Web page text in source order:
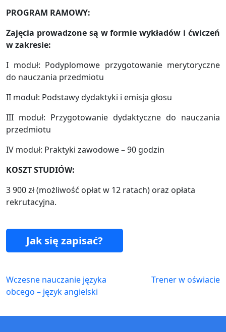
PROGRAM RAMOWY:
Zajęcia prowadzone są w formie wykładów i ćwiczeń
w zakresie:
I moduł: Podyplomowe przygotowanie merytoryczne
do nauczania przedmiotu
II moduł: Podstawy dydaktyki i emisja głosu
III moduł: Przygotowanie dydaktyczne do nauczania
przedmiotu
IV moduł: Praktyki zawodowe – 90 godzin
KOSZT STUDIÓW:
3 900 zł (możliwość opłat w 12 ratach) oraz opłata
rekrutacyjna.
Jak się zapisać?
Wczesne nauczanie języka
obcego – język angielski
Trener w oświacie